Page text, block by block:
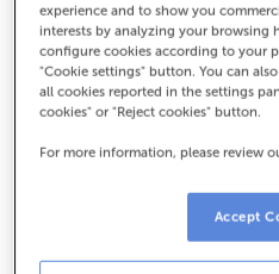
Pide
experience and to show you
interests by analyzing your browsing
configure cookies according to your
"Cookie settings" button. You can
all cookies reported in the settings
cookies" or "Reject cookies" button.
For more information, please review
Accept